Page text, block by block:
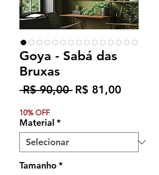
Goya - Sabá das
Bruxas
R$ 90,00 Preço
R$ 81,00Preço
10% OFF
Material *
Tamanho*